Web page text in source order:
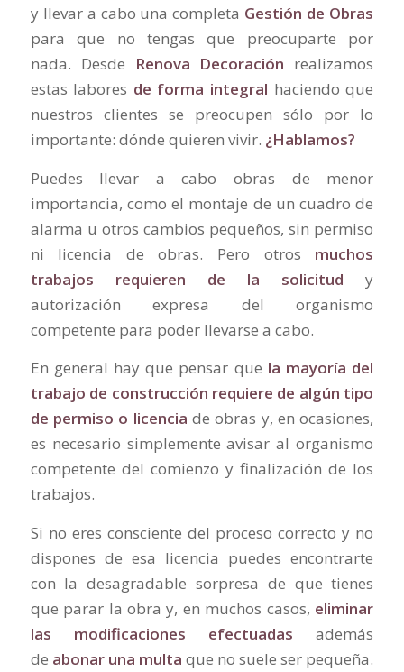
y llevar a cabo una completa Gestión de Obras
para que no tengas que preocuparte por
nada. Desde
Renova Decoración realizamos
estas labores de forma integral haciendo que
nuestros clientes se preocupen sólo por lo
importante: dónde quieren vivir. ¿Hablamos?
Puedes llevar a cabo obras de menor
importancia, como el montaje de un cuadro de
alarma u otros cambios pequeños, sin permiso
ni licencia de obras. Pero otros muchos
trabajos requieren de la solicitud y
autorización expresa del organismo
competente para poder llevarse a cabo.
En general hay que pensar que la mayoría del
trabajo de construcción requiere de algún tipo
de permiso o licencia de obras y, en ocasiones,
es necesario simplemente avisar al organismo
competente del comienzo y finalización de los
trabajos.
Si no eres consciente del proceso correcto y no
dispones de esa licencia puedes encontrarte
con la desagradable sorpresa de que tienes
que parar la obra y, en muchos casos, eliminar
las modificaciones efectuadas además
de abonar una multa que no suele ser pequeña.